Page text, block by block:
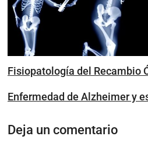
Fisiopatología del Recambio
Enfermedad de Alzheimer y
Deja un comentario